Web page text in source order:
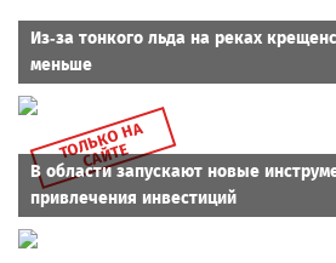
Из-за тонкого льда на реках
меньше
Т
О
Л
Ь
К
О
Н
А
С
А
Й
Т
Е
В области запускают новые
привлечения инвестиций